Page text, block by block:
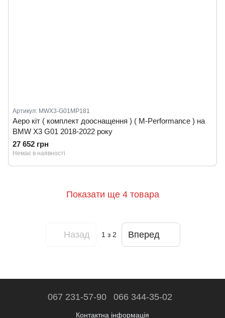
Артикул: MWX3-G01MP181
Аеро кіт ( комплект дооснащення ) ( M-Performance ) на
BMW X3 G01 2018-2022 року
27 652 грн
Немає в наявності
Показати ще 4 товара
Назад 1 з 2 Вперед
067 231-57-90 066 344-35-02
Контактна інформація